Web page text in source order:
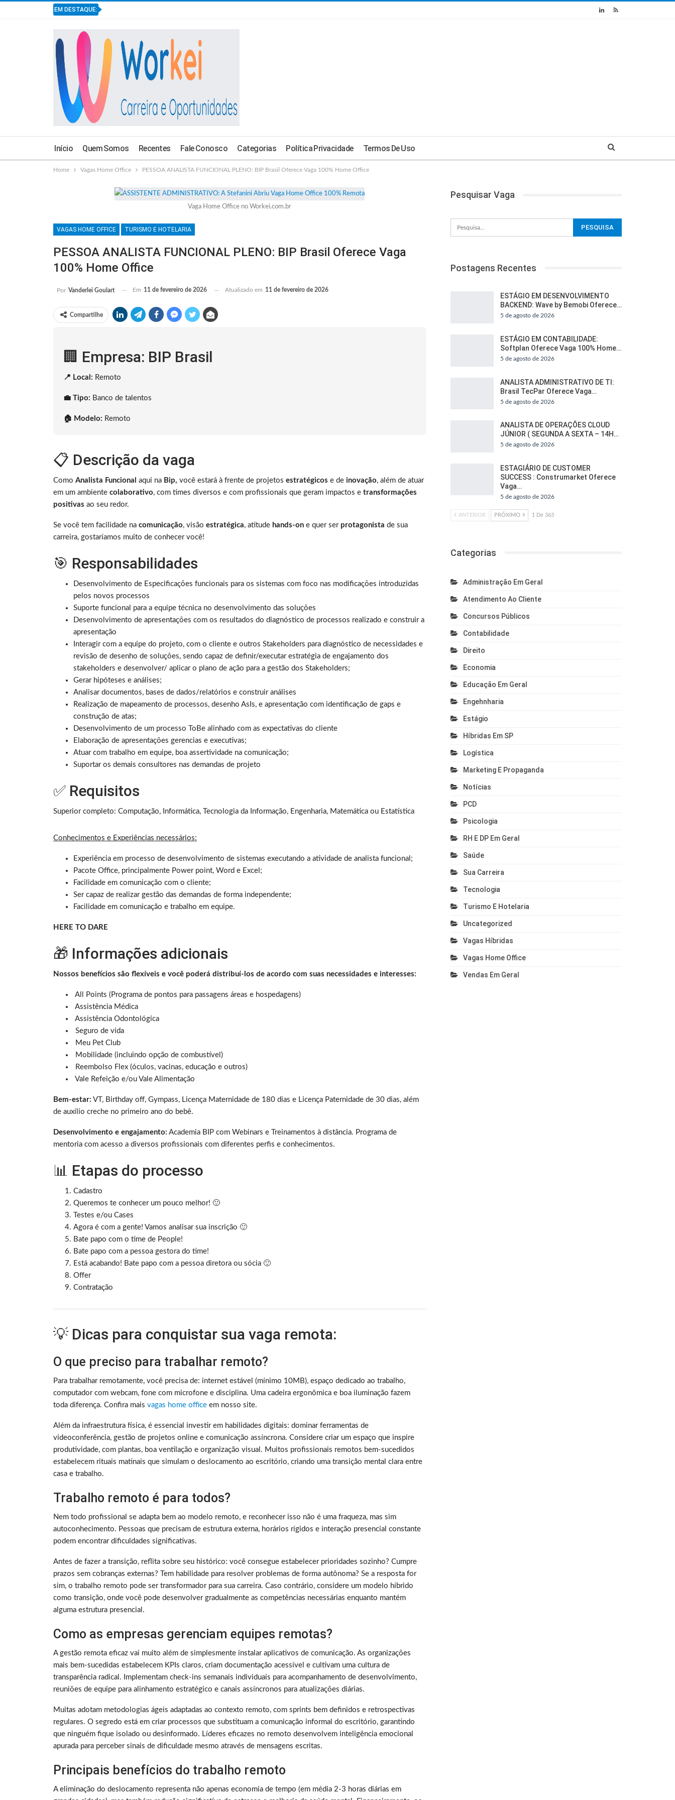
EM DESTAQUE:
Início Quem Somos Recentes Fale Conosco Categorias Política Privacidade Termos De Uso
Home Vagas Home Office PESSOA ANALISTA FUNCIONAL PLENO: BIP Brasil Oferece Vaga 100% Home Office
Vaga Home Office no Workei.com.br
VAGAS HOME OFFICE TURISMO E HOTELARIA
PESSOA ANALISTA FUNCIONAL PLENO: BIP Brasil Oferece Vaga
100% Home Office
Por Vanderlei Goulart Em 11 de fevereiro de 2026 Atualizado em 11 de fevereiro de 2026
Compartilhe
🏢 Empresa: BIP Brasil
📍 Local: Remoto
💼 Tipo: Banco de talentos
🏠 Modelo: Remoto
📋 Descrição da vaga
Como Analista Funcional aqui na Bip, você estará à frente de projetos estratégicos e de inovação, além de atuar
em um ambiente colaborativo, com times diversos e com profissionais que geram impactos e transformações
positivas ao seu redor.
Se você tem facilidade na comunicação, visão estratégica, atitude hands-on e quer ser protagonista de sua
carreira, gostaríamos muito de conhecer você!
🎯 Responsabilidades
Desenvolvimento de Especificações funcionais para os sistemas com foco nas modificações introduzidas
pelos novos processos
Suporte funcional para a equipe técnica no desenvolvimento das soluções
Desenvolvimento de apresentações com os resultados do diagnóstico de processos realizado e construir a
apresentação
Interagir com a equipe do projeto, com o cliente e outros Stakeholders para diagnóstico de necessidades e
revisão de desenho de soluções, sendo capaz de definir/executar estratégia de engajamento dos
stakeholders e desenvolver/ aplicar o plano de ação para a gestão dos Stakeholders;
Gerar hipóteses e análises;
Analisar documentos, bases de dados/relatórios e construir análises
Realização de mapeamento de processos, desenho AsIs, e apresentação com identificação de gaps e
construção de atas;
Desenvolvimento de um processo ToBe alinhado com as expectativas do cliente
Elaboração de apresentações gerencias e executivas;
Atuar com trabalho em equipe, boa assertividade na comunicação;
Suportar os demais consultores nas demandas de projeto
✅ Requisitos
Superior completo: Computação, Informática, Tecnologia da Informação, Engenharia, Matemática ou Estatística
Conhecimentos e Experiências necessários:
Experiência em processo de desenvolvimento de sistemas executando a atividade de analista funcional;
Pacote Office, principalmente Power point, Word e Excel;
Facilidade em comunicação com o cliente;
Ser capaz de realizar gestão das demandas de forma independente;
Facilidade em comunicação e trabalho em equipe.
HERE TO DARE
🎁 Informações adicionais
Nossos benefícios são flexíveis e você poderá distribuí-los de acordo com suas necessidades e interesses:
All Points (Programa de pontos para passagens áreas e hospedagens)
Assistência Médica
Assistência Odontológica
Seguro de vida
Meu Pet Club
Mobilidade (incluindo opção de combustível)
Reembolso Flex (óculos, vacinas, educação e outros)
Vale Refeição e/ou Vale Alimentação
Bem-estar: VT, Birthday off, Gympass, Licença Maternidade de 180 dias e Licença Paternidade de 30 dias, além
de auxílio creche no primeiro ano do bebê.
Desenvolvimento e engajamento: Academia BIP com Webinars e Treinamentos à distância. Programa de
mentoria com acesso a diversos profissionais com diferentes perfis e conhecimentos.
📊 Etapas do processo
Cadastro
Queremos te conhecer um pouco melhor! 🙂
Testes e/ou Cases
Agora é com a gente! Vamos analisar sua inscrição 🙂
Bate papo com o time de People!
Bate papo com a pessoa gestora do time!
Está acabando! Bate papo com a pessoa diretora ou sócia 🙂
Offer
Contratação
💡 Dicas para conquistar sua vaga remota:
O que preciso para trabalhar remoto?
Para trabalhar remotamente, você precisa de: internet estável (mínimo 10MB), espaço dedicado ao trabalho,
computador com webcam, fone com microfone e disciplina. Uma cadeira ergonômica e boa iluminação fazem
toda diferença. Confira mais vagas home office em nosso site.
Além da infraestrutura física, é essencial investir em habilidades digitais: dominar ferramentas de
videoconferência, gestão de projetos online e comunicação assíncrona. Considere criar um espaço que inspire
produtividade, com plantas, boa ventilação e organização visual. Muitos profissionais remotos bem-sucedidos
estabelecem rituais matinais que simulam o deslocamento ao escritório, criando uma transição mental clara entre
casa e trabalho.
Trabalho remoto é para todos?
Nem todo profissional se adapta bem ao modelo remoto, e reconhecer isso não é uma fraqueza, mas sim
autoconhecimento. Pessoas que precisam de estrutura externa, horários rígidos e interação presencial constante
podem encontrar dificuldades significativas.
Antes de fazer a transição, reflita sobre seu histórico: você consegue estabelecer prioridades sozinho? Cumpre
prazos sem cobranças externas? Tem habilidade para resolver problemas de forma autônoma? Se a resposta for
sim, o trabalho remoto pode ser transformador para sua carreira. Caso contrário, considere um modelo híbrido
como transição, onde você pode desenvolver gradualmente as competências necessárias enquanto mantém
alguma estrutura presencial.
Como as empresas gerenciam equipes remotas?
A gestão remota eficaz vai muito além de simplesmente instalar aplicativos de comunicação. As organizações
mais bem-sucedidas estabelecem KPIs claros, criam documentação acessível e cultivam uma cultura de
transparência radical. Implementam check-ins semanais individuais para acompanhamento de desenvolvimento,
reuniões de equipe para alinhamento estratégico e canais assíncronos para atualizações diárias.
Muitas adotam metodologias ágeis adaptadas ao contexto remoto, com sprints bem definidos e retrospectivas
regulares. O segredo está em criar processos que substituam a comunicação informal do escritório, garantindo
que ninguém fique isolado ou desinformado. Líderes eficazes no remoto desenvolvem inteligência emocional
apurada para perceber sinais de dificuldade mesmo através de mensagens escritas.
Principais benefícios do trabalho remoto
A eliminação do deslocamento representa não apenas economia de tempo (em média 2-3 horas diárias em
Pesquisar Vaga
Postagens Recentes
ESTÁGIO EM DESENVOLVIMENTO
BACKEND: Wave by Bemobi Oferece…
5 de agosto de 2026
ESTÁGIO EM CONTABILIDADE:
Softplan Oferece Vaga 100% Home…
5 de agosto de 2026
ANALISTA ADMINISTRATIVO DE TI:
Brasil TecPar Oferece Vaga…
5 de agosto de 2026
ANALISTA DE OPERAÇÕES CLOUD
JÚNIOR ( SEGUNDA A SEXTA – 14H…
5 de agosto de 2026
ESTAGIÁRIO DE CUSTOMER
SUCCESS : Construmarket Oferece
Vaga…
5 de agosto de 2026
ANTERIOR PRÓXIMO 1 De 363
Categorias
Administração Em Geral
Atendimento Ao Cliente
Concursos Públicos
Contabilidade
Direito
Economia
Educação Em Geral
Engehnharia
Estágio
Híbridas Em SP
Logística
Marketing E Propaganda
Notícias
PCD
Psicologia
RH E DP Em Geral
Saúde
Sua Carreira
Tecnologia
Turismo E Hotelaria
Uncategorized
Vagas Híbridas
Vagas Home Office
Vendas Em Geral